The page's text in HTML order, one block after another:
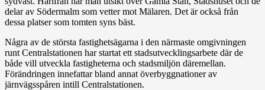
delar av Södermalm som vetter mot Mälaren. Det är också från
dessa platser som tomten syns bäst.
Några av de största fastighetsägarna i den närmaste omgivningen
runt Centralstationen har startat ett stadsutvecklingsarbete där de
både vill utveckla fastigheterna och stadsmiljön däremellan.
Förändringen innefattar bland annat överbyggnationer av
järnvägsspåren intill Centralstationen.